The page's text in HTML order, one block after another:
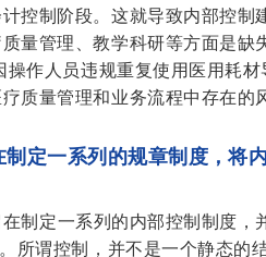
控制阶段。这就导致内部控
量管理、教学科研等方面是
作人员违规重复使用医用耗
质量管理和业务流程中存在
定一系列的规章制度，将
制定一系列的内部控制制度
所谓控制，并不是一个静态的